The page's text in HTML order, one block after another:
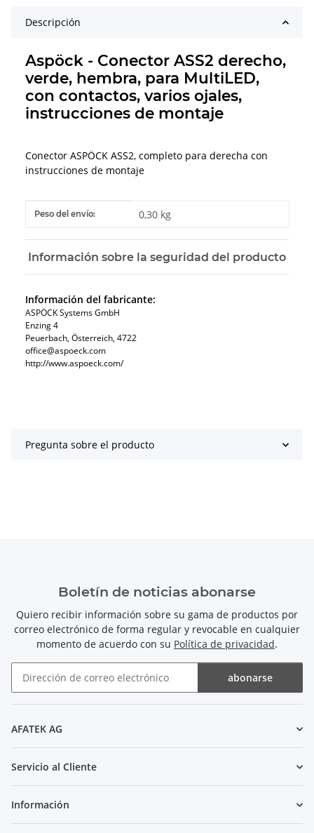
Descripción
Aspöck - Conector ASS2 derecho,
verde, hembra, para MultiLED,
con contactos, varios ojales,
instrucciones de montaje
Conector ASPÖCK ASS2, completo para derecha con
instrucciones de montaje
#productDetails.itemInformation#
#productDetails.itemValue#
Peso del envío: 0,30 kg
Información sobre la seguridad del producto
Información del fabricante:
ASPÖCK Systems GmbH
Enzing 4
Peuerbach, Österreich, 4722
office@aspoeck.com
http://www.aspoeck.com/
Pregunta sobre el producto
Boletín de noticias abonarse
Quiero recibir información sobre su gama de productos por
correo electrónico de forma regular y revocable en cualquier
momento de acuerdo con su Política de privacidad.
abonarse
AFATEK AG
Servicio al Cliente
Información